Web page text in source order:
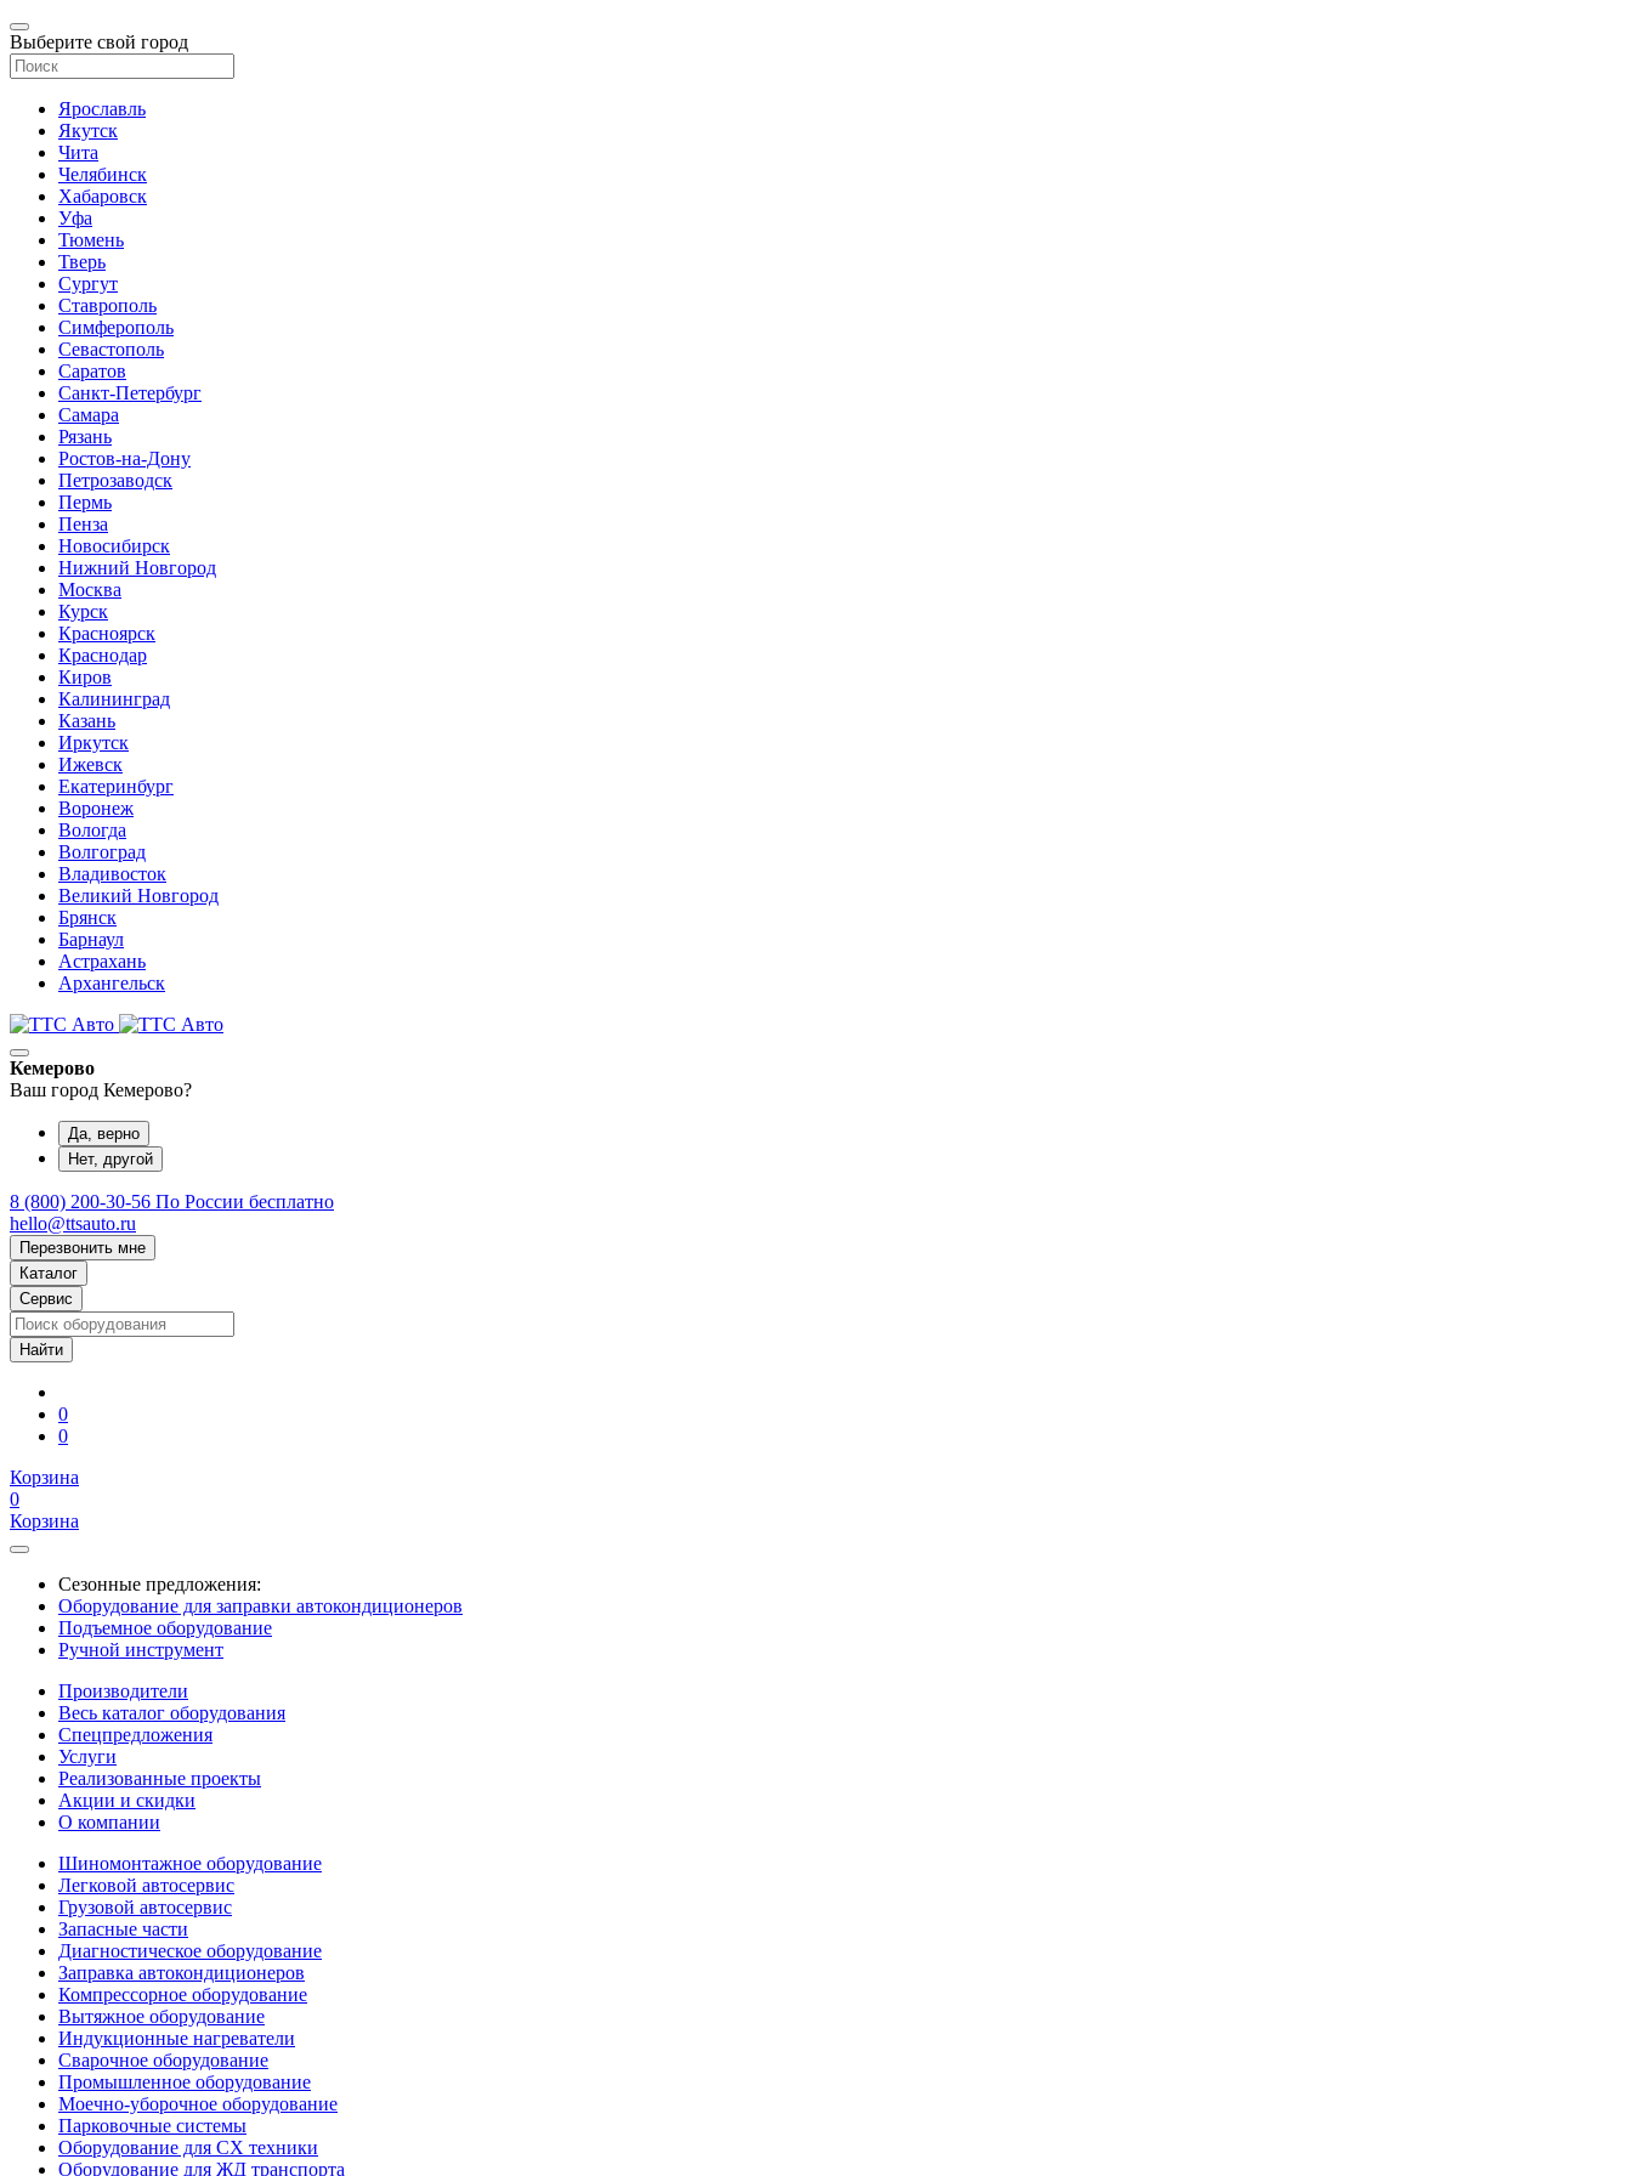
Выберите свой город
Ярославль
Якутск
Чита
Челябинск
Хабаровск
Уфа
Тюмень
Тверь
Сургут
Ставрополь
Симферополь
Севастополь
Саратов
Санкт-Петербург
Самара
Рязань
Ростов-на-Дону
Петрозаводск
Пермь
Пенза
Новосибирск
Нижний Новгород
Москва
Курск
Красноярск
Краснодар
Киров
Калининград
Казань
Иркутск
Ижевск
Екатеринбург
Воронеж
Вологда
Волгоград
Владивосток
Великий Новгород
Брянск
Барнаул
Астрахань
Архангельск
Кемерово
Ваш город Кемерово?
Да, верно
Нет, другой
8 (800) 200-30-56 По России бесплатно
hello@ttsauto.ru
Перезвонить мне
Каталог
Сервис
0
0
Корзина
0
Корзина
Сезонные предложения:
Оборудование для заправки автокондиционеров
Подъемное оборудование
Ручной инструмент
Производители
Весь каталог оборудования
Спецпредложения
Услуги
Реализованные проекты
Акции и скидки
О компании
Шиномонтажное оборудование
Легковой автосервис
Грузовой автосервис
Запасные части
Диагностическое оборудование
Заправка автокондиционеров
Компрессорное оборудование
Вытяжное оборудование
Индукционные нагреватели
Сварочное оборудование
Промышленное оборудование
Моечно-уборочное оборудование
Парковочные системы
Оборудование для СХ техники
Оборудование для ЖД транспорта